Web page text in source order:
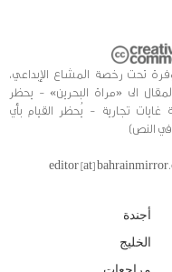
تحت رخصة المشاع الإبداعي،
الى «مراة البحرين» - يحظر
غايات تجارية - يُحظر القيام بأي
في النص)
أجندة
الخليج